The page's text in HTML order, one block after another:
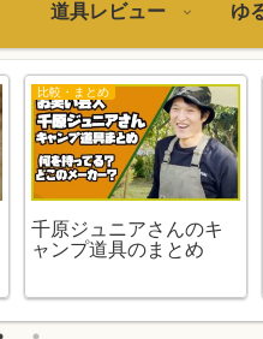
道具レビュー ゆ
比較・まとめ
千原ジュニアさんのキ
ャンプ道具のまとめ